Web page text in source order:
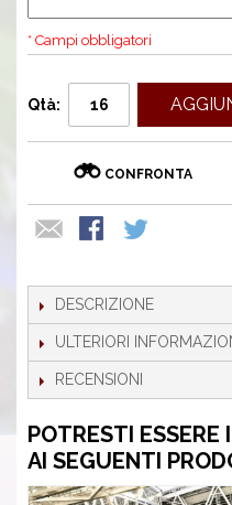
* Campi obbligatori
Qtà:
CONFRONTA
DESCRIZIONE
ULTERIORI
RECENSIONI
POTRESTI ESSERE
AI SEGUENTI